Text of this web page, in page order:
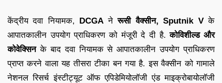
केंद्रीय दवा नियामक, DCGAनेरूसी वैक्सीन, Sputnik Vके
आपातकालीन उपयोग प्राधिकरण को मंजूरी दे दी है.कोविशील्ड और
कोवेक्सिनके बाद दवा नियामक से आपातकालीन उपयोग प्राधिकरण
प्राप्त करने वाला यह तीसरा टीका बन गया है. इस वैक्सीन को गामाले
नेशनल रिसर्च इंस्टीट्यूट ऑफ एपिडेमियोलॉजी एंड माइक्रोबायोलॉजी